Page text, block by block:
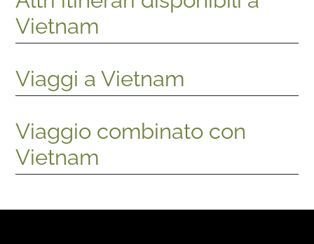
Vietnam
Viaggi a Vietnam
Viaggio combinato con
Vietnam